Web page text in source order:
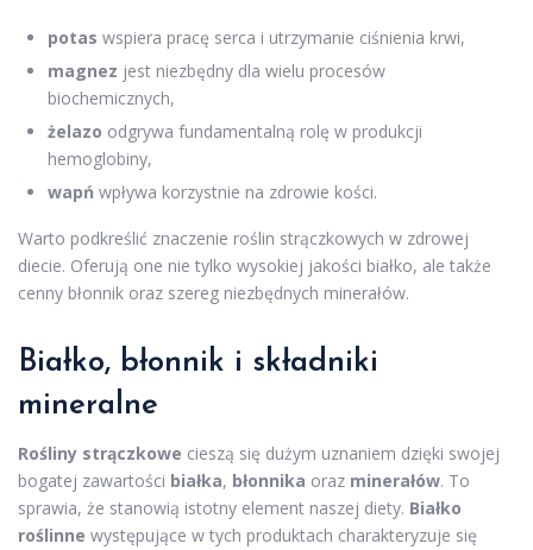
potas wspiera pracę serca i utrzymanie ciśnienia krwi,
magnez jest niezbędny dla wielu procesów
biochemicznych,
żelazo odgrywa fundamentalną rolę w produkcji
hemoglobiny,
wapń wpływa korzystnie na zdrowie kości.
Warto podkreślić znaczenie roślin strączkowych w zdrowej
diecie. Oferują one nie tylko wysokiej jakości białko, ale także
cenny błonnik oraz szereg niezbędnych minerałów.
Białko, błonnik i składniki
mineralne
Rośliny strączkowe cieszą się dużym uznaniem dzięki swojej
bogatej zawartości białka, błonnika oraz minerałów. To
sprawia, że stanowią istotny element naszej diety. Białko
roślinne występujące w tych produktach charakteryzuje się